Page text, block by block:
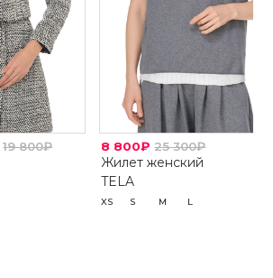
19 800₽ 8 800₽ 25 300₽
Жилет женский
TELA
XS S M L